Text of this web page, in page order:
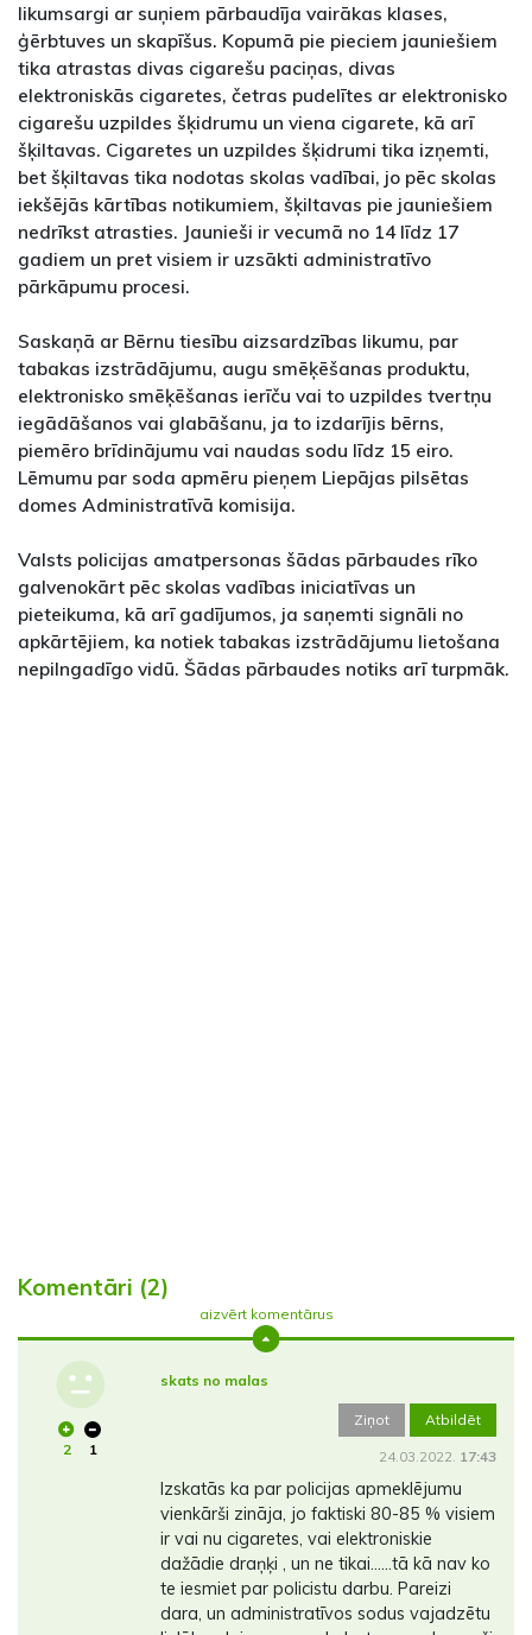
likumsargi ar suņiem pārbaudīja vairākas klases,
ģērbtuves un skapīšus. Kopumā pie pieciem jauniešiem
tika atrastas divas cigarešu paciņas, divas
elektroniskās cigaretes, četras pudelītes ar elektronisko
cigarešu uzpildes šķidrumu un viena cigarete, kā arī
šķiltavas. Cigaretes un uzpildes šķidrumi tika izņemti,
bet šķiltavas tika nodotas skolas vadībai, jo pēc skolas
iekšējās kārtības notikumiem, šķiltavas pie jauniešiem
nedrīkst atrasties. Jaunieši ir vecumā no 14 līdz 17
gadiem un pret visiem ir uzsākti administratīvo
pārkāpumu procesi.
Saskaņā ar Bērnu tiesību aizsardzības likumu, par
tabakas izstrādājumu, augu smēķēšanas produktu,
elektronisko smēķēšanas ierīču vai to uzpildes tvertņu
iegādāšanos vai glabāšanu, ja to izdarījis bērns,
piemēro brīdinājumu vai naudas sodu līdz 15 eiro.
Lēmumu par soda apmēru pieņem Liepājas pilsētas
domes Administratīvā komisija.
Valsts policijas amatpersonas šādas pārbaudes rīko
galvenokārt pēc skolas vadības iniciatīvas un
pieteikuma, kā arī gadījumos, ja saņemti signāli no
apkārtējiem, ka notiek tabakas izstrādājumu lietošana
nepilngadīgo vidū. Šādas pārbaudes notiks arī turpmāk.
Komentāri (2)
aizvērt komentārus
2 1
skats no malas
Ziņot Atbildēt
24.03.2022. 17:43
Izskatās ka par policijas apmeklējumu
vienkārši zināja, jo faktiski 80-85 % visiem
ir vai nu cigaretes, vai elektroniskie
dažādie draņķi , un ne tikai......tā kā nav ko
te iesmiet par policistu darbu. Pareizi
dara, un administratīvos sodus vajadzētu